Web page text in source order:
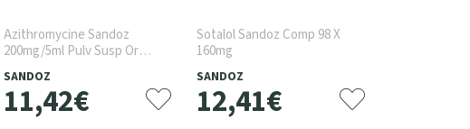
Azithromycine Sandoz
200mg/5ml Pulv Susp Or
37,5ml
SANDOZ
11,42€
Sotalol Sandoz Comp 98 X
160mg
SANDOZ
12,41€